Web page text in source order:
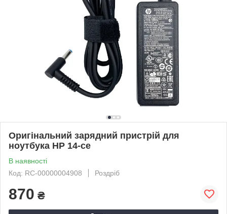
Оригінальний зарядний пристрій для
ноутбука HP 14-ce
В наявності
Код: RC-00000004908
Роздріб
870 ₴